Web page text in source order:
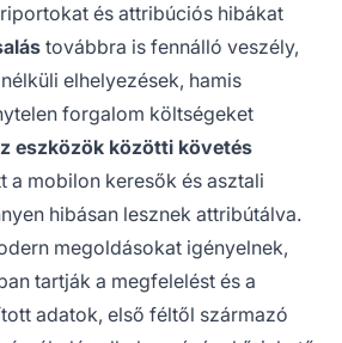
és attribúciós hibákat
továbbra is fennálló veszély,
elhelyezések, hamis
forgalom költségeket
eszközök közötti követés
a mobilon keresők és asztali
hibásan lesznek attribútálva.
megoldásokat igényelnek,
tartják a megfelelést és a
adatok, első féltől származó